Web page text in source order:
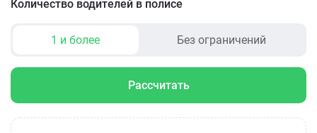
Количество водителей в полисе
1 и более Без ограничений
Рассчитать